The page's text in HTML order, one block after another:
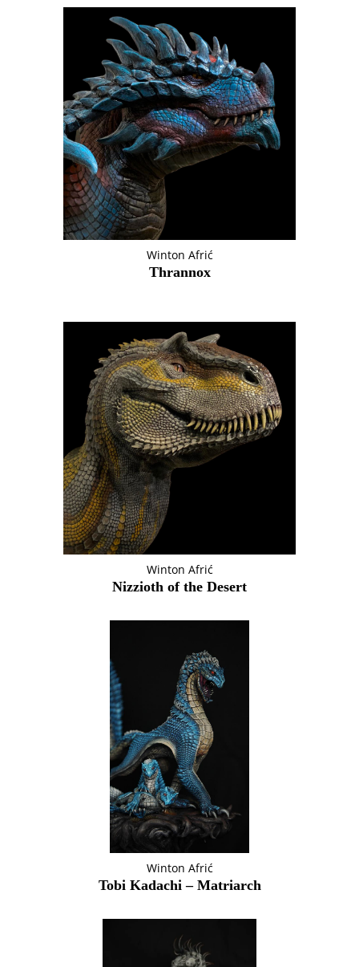
Winton Afrić
Thrannox
Winton Afrić
Nizzioth of the Desert
Winton Afrić
Tobi Kadachi – Matriarch